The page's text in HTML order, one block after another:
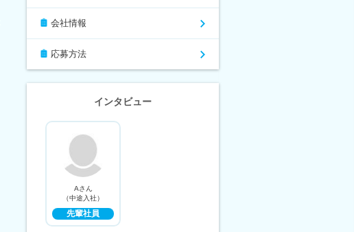
会社情報
応募方法
インタビュー
Aさん
（中途入社）
先輩社員